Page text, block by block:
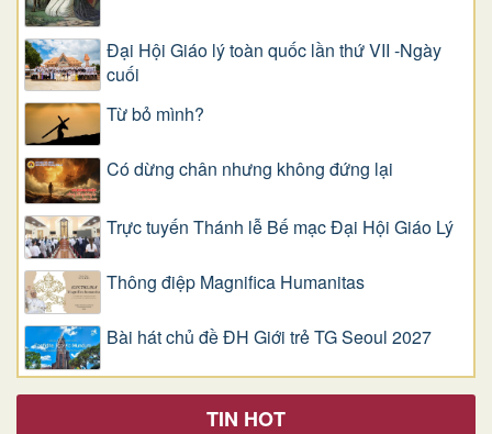
Đại Hội Giáo lý toàn quốc lần thứ VII -Ngày
cuối
Từ bỏ mình?
Có dừng chân nhưng không đứng lại
Trực tuyến Thánh lễ Bế mạc Đại Hội Giáo Lý
Thông điệp Magnifica Humanitas
Bài hát chủ đề ĐH Giới trẻ TG Seoul 2027
TIN HOT